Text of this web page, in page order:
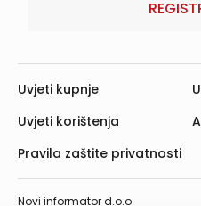
Novi informator d.o.o.
Uvjeti kupnje
Uvjeti korištenja
Pravila zaštite privatnosti